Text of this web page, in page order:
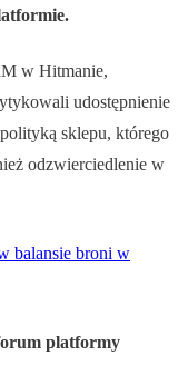
w Hitmanie,
udostępnienie
sklepu, którego
odzwierciedlenie w
balansie broni w
platformy